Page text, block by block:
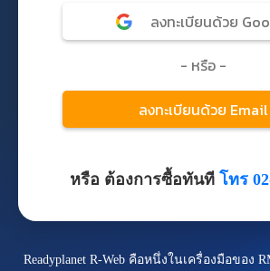
หรือ ต้องการซื้อทันที โทร
Readyplanet R-Web คือหนึ่งในเครื่องมือของ